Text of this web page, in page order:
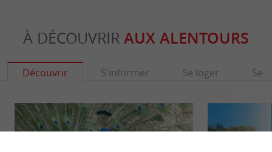
À DÉCOUVRIR AUX ALENTOURS
Découvrir S'informer Se loger Se